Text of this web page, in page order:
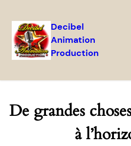
Decibel
Animation
Production
De grandes
à